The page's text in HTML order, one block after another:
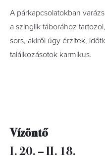
A párkapcsolatokban
a szinglik táborához
sors, akiről úgy érzitek,
találkozásotok karmikus.
Vízöntő
I. 20. – II. 18.